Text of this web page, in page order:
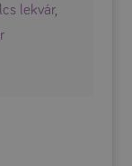
lekvár,